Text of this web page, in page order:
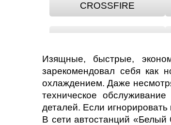
CROSSFIRE
NEON
SEBRING
VOYAGER
Изящные, быстрые,
зарекомендовал себя как
охлаждением. Даже
техническое
деталей. Если
В сети автостанций «Белый